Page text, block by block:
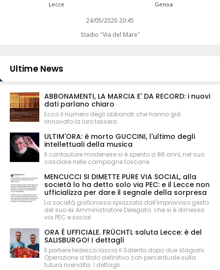
Lecce Genoa
24/05/2026 20:45
Stadio "Via del Mare"
Ultime News
ABBONAMENTI, LA MARCIA E' DA RECORD: i nuovi
dati parlano chiaro
Ecco il numero degli abbonati che hanno già
rinnovato la loro tessera
ULTIM'ORA: è morto GUCCINI, l'ultimo degli
intellettuali della musica
Il cantautore modenese si è spento a 86 anni, nel suo
casolare nelle campagne toscane
MENCUCCI SI DIMETTE PURE VIA SOCIAL, alla
società lo ha detto solo via PEC: e il Lecce non
ufficializza per dare il segnale della sorpresa
La società giallorossa spiazzata dall'improvviso gesto
del suo ex Amministratore Delegato: che si è dimesso
via PEC e social
ORA È UFFICIALE. FRÜCHTL saluta Lecce: è del
SALISBURGO! I dettagli
Il portiere tedesco lascia il Salento dopo due stagioni.
Operazione a titolo definitivo con percentuale sulla
futura rivendita. I dettagli.